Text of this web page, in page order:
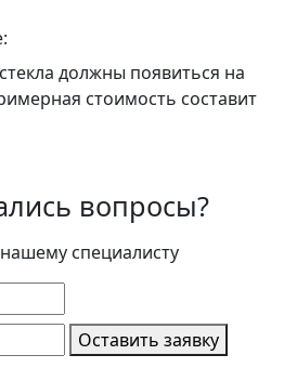
должны появиться на
стоимость составит
вопросы?
специалисту
Оставить заявку